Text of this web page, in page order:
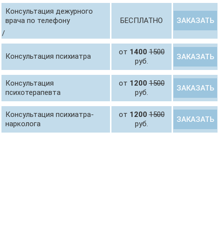
Консультация дежурного
врача по телефону
/
БЕСПЛАТНО ЗАКАЗАТЬ
Консультация психиатра от 14001500
руб.
ЗАКАЗАТЬ
Консультация
психотерапевта
от 12001500
руб.
ЗАКАЗАТЬ
Консультация психиатра-
нарколога
от 12001500
руб.
ЗАКАЗАТЬ